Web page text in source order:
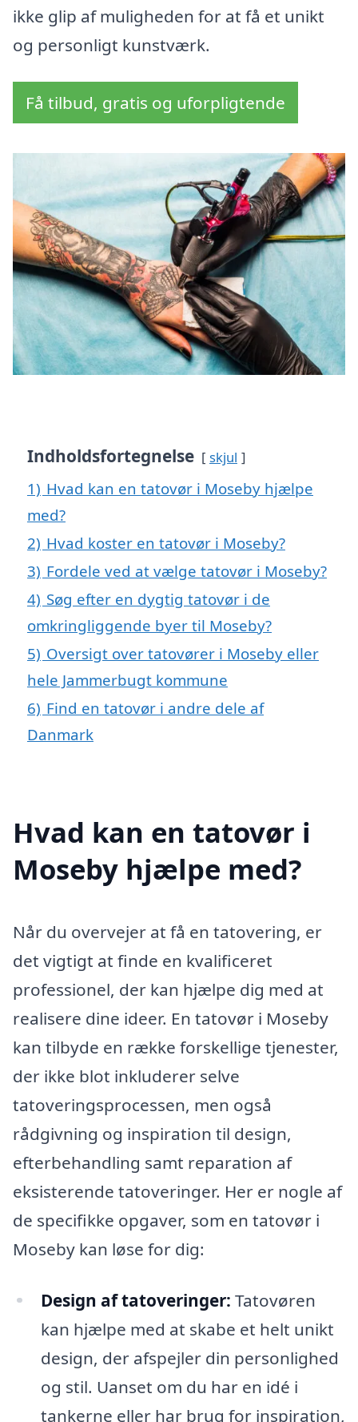
ikke glip af muligheden for at få et unikt
og personligt kunstværk.
Få tilbud, gratis og uforpligtende
Indholdsfortegnelse skjul
1) Hvad kan en tatovør i Moseby hjælpe
med?
2) Hvad koster en tatovør i Moseby?
3) Fordele ved at vælge tatovør i Moseby?
4) Søg efter en dygtig tatovør i de
omkringliggende byer til Moseby?
5) Oversigt over tatovører i Moseby eller
hele Jammerbugt kommune
6) Find en tatovør i andre dele af
Danmark
Hvad kan en tatovør i
Moseby hjælpe med?
Når du overvejer at få en tatovering, er
det vigtigt at finde en kvalificeret
professionel, der kan hjælpe dig med at
realisere dine ideer. En tatovør i Moseby
kan tilbyde en række forskellige tjenester,
der ikke blot inkluderer selve
tatoveringsprocessen, men også
rådgivning og inspiration til design,
efterbehandling samt reparation af
eksisterende tatoveringer. Her er nogle af
de specifikke opgaver, som en tatovør i
Moseby kan løse for dig:
Design af tatoveringer: Tatovøren
kan hjælpe med at skabe et helt unikt
design, der afspejler din personlighed
og stil. Uanset om du har en idé i
tankerne eller har brug for inspiration,